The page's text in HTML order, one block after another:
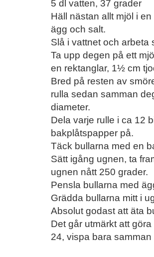
5 dl vatten, 37 grader
Häll nästan allt mjöl i
ägg och salt.
Slå i vattnet och arbeta
Ta upp degen på ett
en rektanglar, 1½ cm
Bred på resten av
rulla sedan samman
diameter.
Dela varje rulle i ca 12
bakplåtspapper på.
Täck bullarna med en
Sätt igång ugnen, ta
ugnen nått 250 grader.
Pensla bullarna med
Grädda bullarna mitt i
Absolut godast att äta
Det går utmärkt att
24, vispa bara